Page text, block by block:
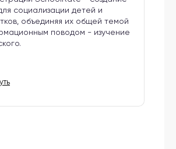
социализации детей и
объединяя их общей темой
поводом - изучение